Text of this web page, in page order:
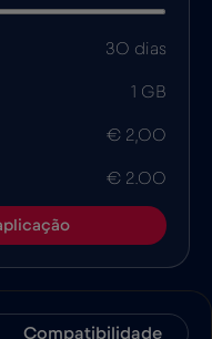
30 dias
1 GB
€ 2,00
€ 2.00
Compatibilidade